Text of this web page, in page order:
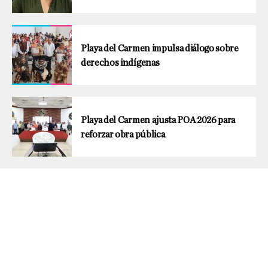
Playa del Carmen impulsa diálogo sobre
derechos indígenas
Playa del Carmen ajusta POA 2026 para
reforzar obra pública